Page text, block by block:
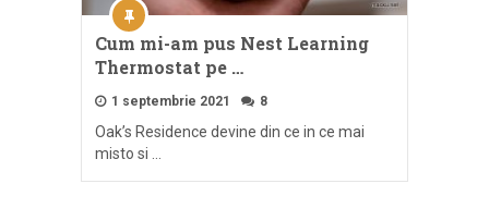
Cum mi-am pus Nest Learning
Thermostat pe …
1 septembrie 2021 8
Oak’s Residence devine din ce in ce mai
misto si …